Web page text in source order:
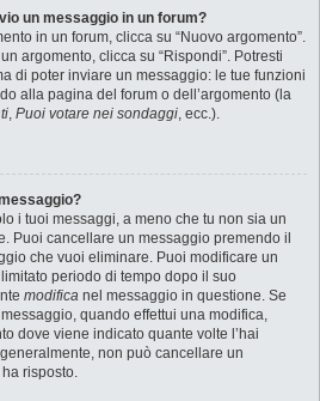
un messaggio in un forum?
in un forum, clicca su “Nuovo argomento”.
argomento, clicca su “Rispondi”. Potresti
di poter inviare un messaggio: le tue funzioni
alla pagina del forum o dell’argomento (la
, Puoi votare nei sondaggi, ecc.).
i tuoi messaggi, a meno che tu non sia un
Puoi cancellare un messaggio premendo il
che vuoi eliminare. Puoi modificare un
periodo di tempo dopo il suo
modifica nel messaggio in questione. Se
quando effettui una modifica,
dove viene indicato quante volte l’hai
non può cancellare un
risposto.